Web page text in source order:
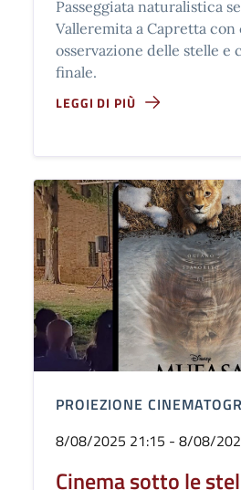
Passeggiata naturalistica
Valleremita a Capretta con
osservazione delle stelle e
finale.
LEGGI DI PIÙ
PROIEZIONE
8/08/2025 21:15 - 8/08/
Cinema sotto le